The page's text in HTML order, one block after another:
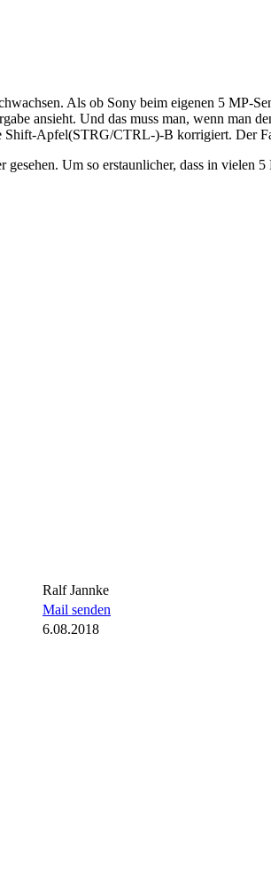
Als ob Sony beim eigenen 5 MP-
ansieht. Und das muss man, wenn man
Apfel(STRG/CTRL-)-B korrigiert. Der
Um so erstaunlicher, dass in
Ralf Jannke
Mail senden
6.08.2018